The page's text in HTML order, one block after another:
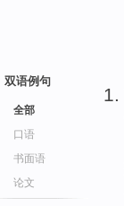
双语例句
全部
口语
书面语
论文